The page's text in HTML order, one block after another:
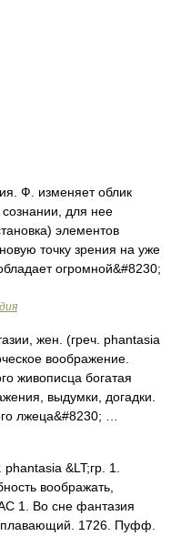
Ф. изменяет облик
сознании, для нее
элементов
точку зрения на уже
огромной&#8230;
жен. (греч. phantasia
воображение.
живописца богатая
выдумки, догадки.
лжеца&#8230; …
&LT;гр. 1.
воображать,
1. Во сне фантазия
плавающий. 1726. Пуфф.